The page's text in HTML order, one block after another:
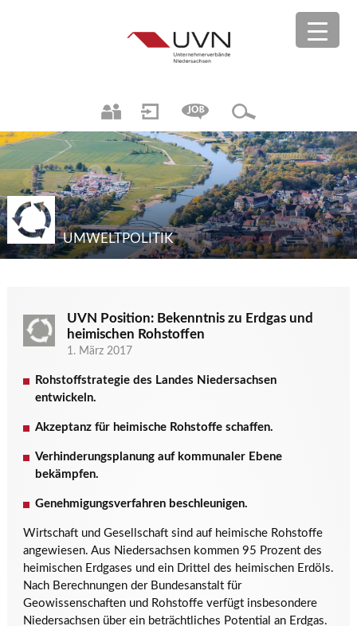
UMWELTPOLITIK
UVN Position: Bekenntnis zu Erdgas und
heimischen Rohstoffen
1. März 2017
Rohstoffstrategie des Landes Niedersachsen
entwickeln.
Akzeptanz für heimische Rohstoffe schaffen.
Verhinderungsplanung auf kommunaler Ebene
bekämpfen.
Genehmigungsverfahren beschleunigen.
Wirtschaft und Gesellschaft sind auf heimische Rohstoffe
angewiesen. Aus Niedersachsen kommen 95 Prozent des
heimischen Erdgases und ein Drittel des heimischen Erdöls.
Nach Berechnungen der Bundesanstalt für
Geowissenschaften und Rohstoffe verfügt insbesondere
Niedersachsen über ein beträchtliches Potential an Erdgas.